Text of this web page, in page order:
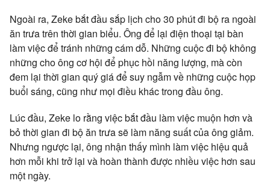
Ngoài ra, Zeke bắt đầu sắp lịch cho 30 phút đi bộ ra ngoài
ăn trưa trên thời gian biểu. Ông để lại điện thoại tại bàn
làm việc để tránh những cám dỗ. Những cuộc đi bộ không
những cho ông cơ hội để phục hồi năng lượng, mà còn
đem lại thời gian quý giá để suy ngẫm về những cuộc họp
buổi sáng, cũng như mọi điều khác trong đầu ông.
Lúc đầu, Zeke lo rằng việc bắt đầu làm việc muộn hơn và
bỏ thời gian đi bộ ăn trưa sẽ làm năng suất của ông giảm.
Nhưng ngược lại, ông nhận thấy mình làm việc hiệu quả
hơn mỗi khi trở lại và hoàn thành được nhiều việc hơn sau
một ngày.